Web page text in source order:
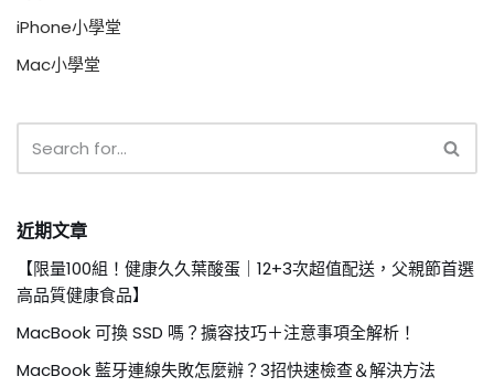
iPhone小學堂
Mac小學堂
近期文章
【限量100組！健康久久葉酸蛋｜12+3次超值配送，父親節首選
高品質健康食品】
MacBook 可換 SSD 嗎？擴容技巧＋注意事項全解析！
MacBook 藍牙連線失敗怎麼辦？3招快速檢查＆解決方法